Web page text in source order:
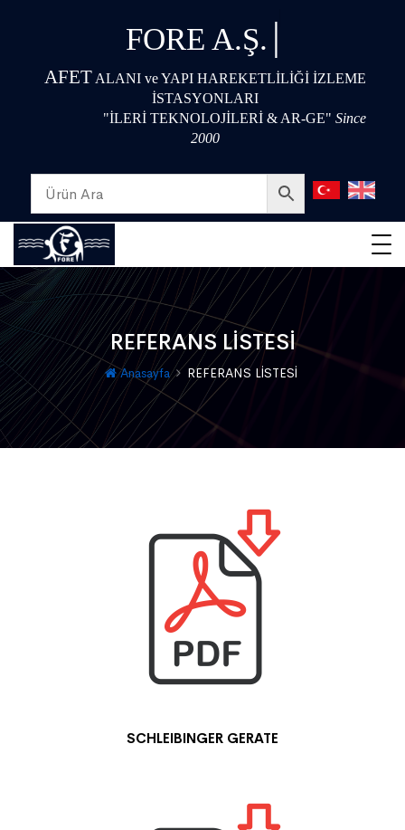
FORE A.Ş. |
AFETALANI ve YAPI HAREKETLİLİĞİ İZLEME
İSTASYONLARI
"İLERİ TEKNOLOJİLERİ & AR-GE" Since
2000
REFERANS LİSTESİ
Anasayfa REFERANS LİSTESİ
SCHLEIBINGER GERATE